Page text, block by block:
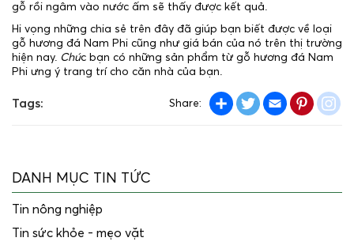
gỗ rồi ngâm vào nước ấm sẽ thấy được kết quả.
Hi vọng những chia sẻ trên đây đã giúp bạn biết được về loại
gỗ hương đá Nam Phi cũng như giá bán của nó trên thị trường
hiện nay. Chúc bạn có những sản phẩm từ gỗ hương đá Nam
Phi ưng ý trang trí cho căn nhà của bạn.
Tags: Share: Share TwitterEmail
DANH MỤC TIN TỨC
Tin nông nghiệp
Tin sức khỏe - mẹo vặt